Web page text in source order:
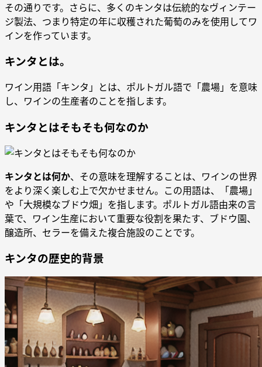
その通りです。さらに、多くのキンタは伝統的なヴィンテー
ジ製法、つまり特定の年に収穫された葡萄のみを使用してワ
インを作っています。
キンタとは。
ワイン用語「キンタ」とは、ポルトガル語で「農場」を意味
し、ワインの生産者のことを指します。
キンタとはそもそも何なのか
キンタとは何か、その意味を理解することは、ワインの世界
をより深く楽しむ上で欠かせません。この用語は、「農場」
や「大規模なブドウ畑」を指します。ポルトガル語由来の言
葉で、ワイン生産において重要な役割を果たす、ブドウ園、
醸造所、セラーを備えた複合施設のことです。
キンタの歴史的背景